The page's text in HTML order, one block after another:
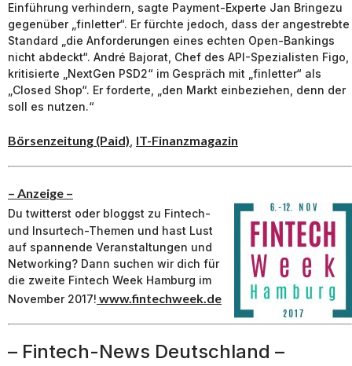
Einführung verhindern, sagte Payment-Experte Jan Bringezu
gegenüber „finletter“. Er fürchte jedoch, dass der angestrebte
Standard „die Anforderungen eines echten Open-Bankings
nicht abdeckt“. André Bajorat, Chef des API-Spezialisten Figo,
kritisierte „NextGen PSD2“ im Gespräch mit „finletter“ als
„Closed Shop“. Er forderte, „den Markt einbeziehen, denn der
soll es nutzen.“
Börsenzeitung (Paid), IT-Finanzmagazin
– Anzeige –
Du twitterst oder bloggst zu Fintech-
und Insurtech-Themen und hast Lust
auf spannende Veranstaltungen und
Networking? Dann suchen wir dich für
die zweite Fintech Week Hamburg im
November 2017! www.fintechweek.de
– Fintech-News Deutschland –